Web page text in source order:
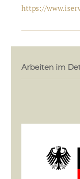
https://
Arbeiten im